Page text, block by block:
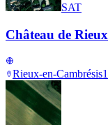
SAT
Château de Rieux
Rieux-en-Cambrésis